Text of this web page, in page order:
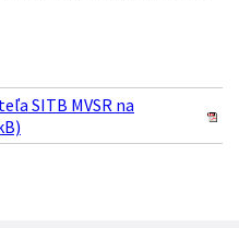
SITB MVSR na